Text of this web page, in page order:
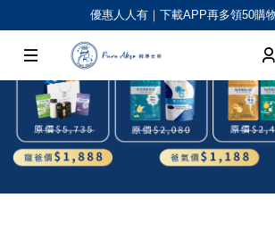
優惠人人有｜下載APP再多領50購